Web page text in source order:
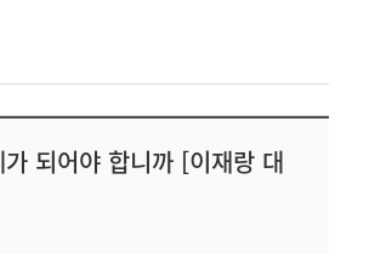
되어야 합니까 [이재랑 대